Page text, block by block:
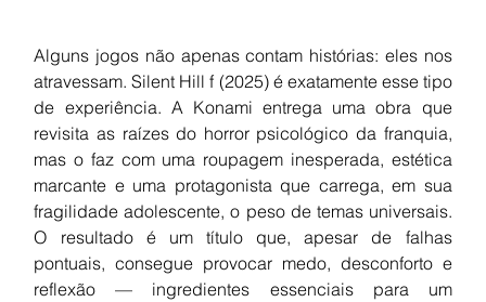
Alguns jogos não apenas contam histórias: eles nos
atravessam. Silent Hill f (2025) é exatamente esse tipo
de experiência. A Konami entrega uma obra que
revisita as raízes do horror psicológico da franquia,
mas o faz com uma roupagem inesperada, estética
marcante e uma protagonista que carrega, em sua
fragilidade adolescente, o peso de temas universais.
O resultado é um título que, apesar de falhas
pontuais, consegue provocar medo, desconforto e
reflexão — ingredientes essenciais para um